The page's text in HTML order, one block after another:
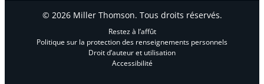
© 2026 Miller Thomson. Tous droits réservés.
Restez à l’affût
Politique sur la protection des renseignements personnels
Droit d’auteur et utilisation
Accessibilité